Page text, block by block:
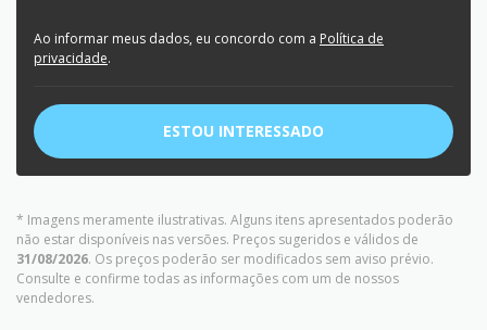
Ao informar meus dados, eu concordo com a Política de
privacidade.
ESTOU INTERESSADO
* Imagens meramente ilustrativas. Alguns itens apresentados poderão
não estar disponíveis nas versões. Preços sugeridos e válidos de
31/08/2026. Os preços poderão ser modificados sem aviso prévio.
Consulte e confirme todas as informações com um de nossos
vendedores.